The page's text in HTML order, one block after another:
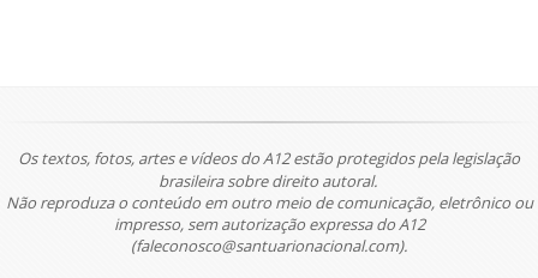
Os textos, fotos, artes e vídeos do A12 estão protegidos pela legislação
brasileira sobre direito autoral.
Não reproduza o conteúdo em outro meio de comunicação, eletrônico ou
impresso, sem autorização expressa do A12
(faleconosco@santuarionacional.com).